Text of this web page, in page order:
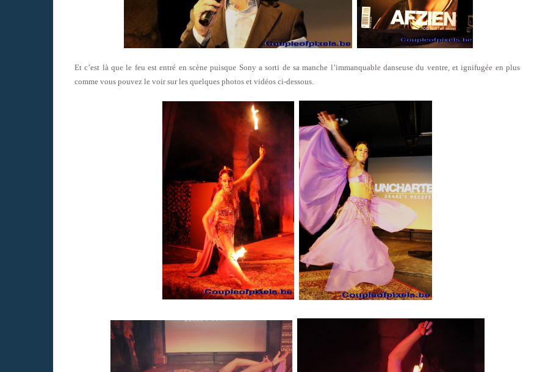
Et c’est là que le feu est entré en scène puisque Sony a sorti de sa manche l’immanquable danseuse du ventre, et ignifugée en plus
comme vous pouvez le voir sur les quelques photos et vidéos ci-dessous.